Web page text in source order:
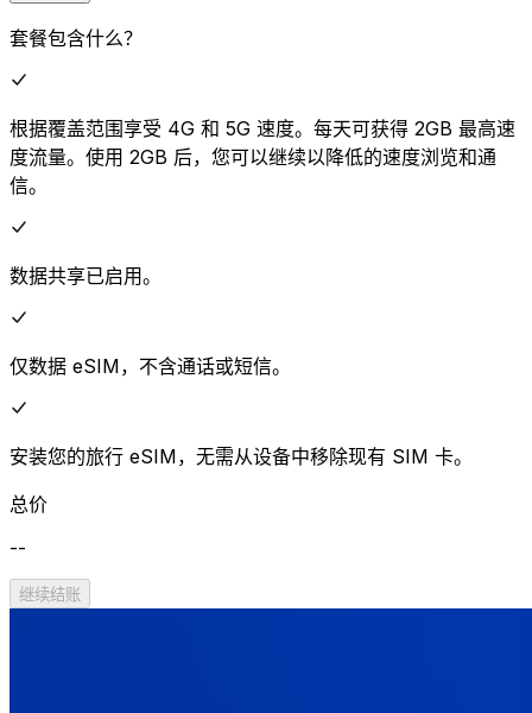
套餐包含什么？
根据覆盖范围享受 4G 和 5G 速度。每天可获得 2GB 最高速
度流量。使用 2GB 后，您可以继续以降低的速度浏览和通
信。
数据共享已启用。
仅数据 eSIM，不含通话或短信。
安装您的旅行 eSIM，无需从设备中移除现有 SIM 卡。
总价
--
继续结账